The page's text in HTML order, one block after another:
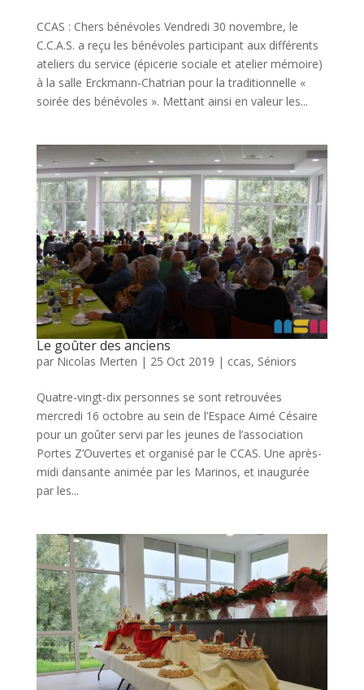
CCAS : Chers bénévoles Vendredi 30 novembre, le
C.C.A.S. a reçu les bénévoles participant aux différents
ateliers du service (épicerie sociale et atelier mémoire)
à la salle Erckmann-Chatrian pour la traditionnelle «
soirée des bénévoles ». Mettant ainsi en valeur les...
Le goûter des anciens
par Nicolas Merten | 25 Oct 2019 | ccas, Séniors
Quatre-vingt-dix personnes se sont retrouvées
mercredi 16 octobre au sein de l’Espace Aimé Césaire
pour un goûter servi par les jeunes de l’association
Portes Z’Ouvertes et organisé par le CCAS. Une après-
midi dansante animée par les Marinos, et inaugurée
par les...